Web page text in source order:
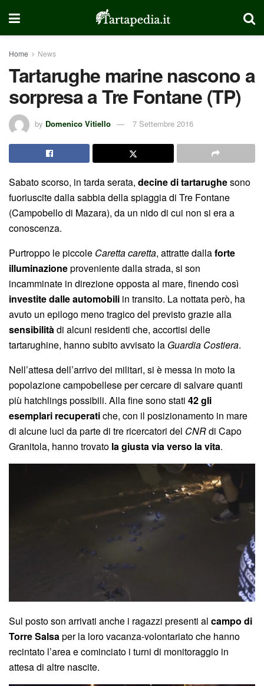
Home News
Tartarughe marine nascono a
sorpresa a Tre Fontane (TP)
by Domenico Vitiello 7 Settembre 2016
Sabato scorso, in tarda serata, decine di tartarughesono
fuoriuscite dalla sabbia della spiaggia di Tre Fontane
(Campobello di Mazara), da un nido di cui non si era a
conoscenza.
Purtroppo le piccole Caretta caretta, attratte dallaforte
illuminazioneproveniente dalla strada, si son
incamminate in direzione opposta al mare, finendo così
investite dalle automobili in transito. La nottata però, ha
avuto un epilogo meno tragico del previsto grazie alla
sensibilitàdi alcuni residenti che, accortisi delle
tartarughine, hanno subito avvisato la Guardia Costiera.
Nell’attesa dell’arrivo dei militari, si è messa in moto la
popolazione campobellese per cercare di salvare quanti
più hatchlings possibili. Alla fine sono stati 42 gli
esemplari recuperatiche, con il posizionamento in mare
di alcune luci da parte di tre ricercatori del CNRdi Capo
Granitola, hanno trovato la giusta via verso la vita.
Sul posto son arrivati anche i ragazzi presenti al campo di
Torre Salsa per la loro vacanza-volontariato che hanno
recintato l’area e cominciato i turni di monitoraggio in
attesa di altre nascite.